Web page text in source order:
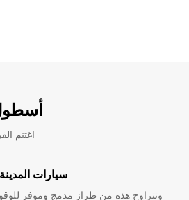
"اغتنم
سيارات المدينة
وتتراوح هذه من طراز مدمج وموفر